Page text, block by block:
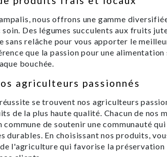
nous offrons une gamme
Des légumes succulents aux fruits
sans relâche pour vous apporter le
que la passion pour une
bouchée.
agriculteurs passionnés
se trouvent nos agriculteurs
de la plus haute qualité. Chacun de nos
commune de soutenir une communauté
durables. En choisissant nos produits,
l'agriculture qui favorise la